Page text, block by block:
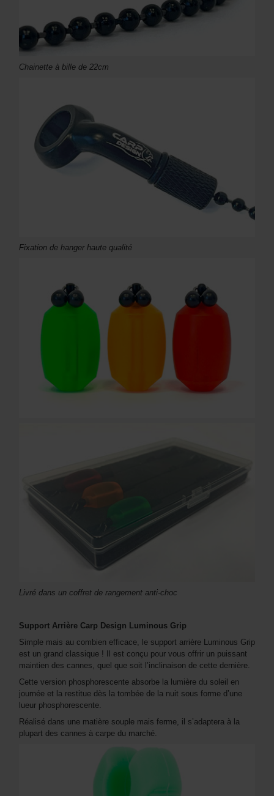
Chainette à bille de 22cm
Fixation de hanger haute qualité
Livré dans un coffret de rangement anti-choc
Support Arrière Carp Design Luminous Grip
Simple mais au combien efficace, le support arrière Luminous Grip
est un grand classique ! Il est conçu pour vous offrir un puissant
maintien des cannes, quel que soit l’inclinaison de cette dernière.
Cette version phosphorescente absorbe la lumière du soleil en
journée et la restitue dès la tombée de la nuit sous forme d’une
lueur phosphorescente.
Réalisé dans une matière souple mais ferme, il s’adaptera à la
plupart des cannes à carpe du marché.